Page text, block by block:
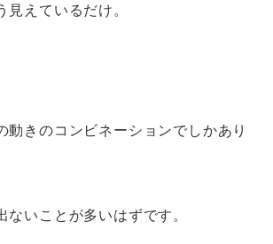
えているだけ。
動きのコンビネーションでしかあり
ないことが多いはずです。